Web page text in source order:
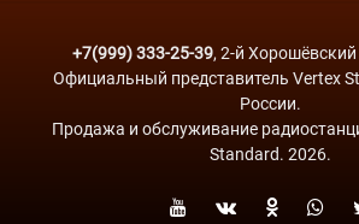
+7(999) 333-25-39, 2-й
Официальный представитель Vertex
России.
Продажа и обслуживание
Standard. 2026.